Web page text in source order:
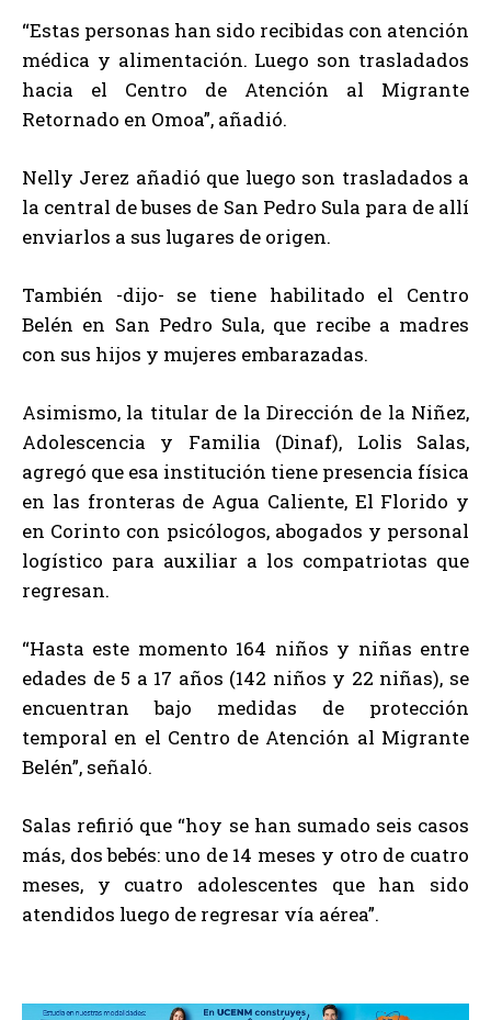
“Estas personas han sido recibidas con atención
médica y alimentación. Luego son trasladados
hacia el Centro de Atención al Migrante
Retornado en Omoa”, añadió.
Nelly Jerez añadió que luego son trasladados a
la central de buses de San Pedro Sula para de allí
enviarlos a sus lugares de origen.
También -dijo- se tiene habilitado el Centro
Belén en San Pedro Sula, que recibe a madres
con sus hijos y mujeres embarazadas.
Asimismo, la titular de la Dirección de la Niñez,
Adolescencia y Familia (Dinaf), Lolis Salas,
agregó que esa institución tiene presencia física
en las fronteras de Agua Caliente, El Florido y
en Corinto con psicólogos, abogados y personal
logístico para auxiliar a los compatriotas que
regresan.
“Hasta este momento 164 niños y niñas entre
edades de 5 a 17 años (142 niños y 22 niñas), se
encuentran bajo medidas de protección
temporal en el Centro de Atención al Migrante
Belén”, señaló.
Salas refirió que “hoy se han sumado seis casos
más, dos bebés: uno de 14 meses y otro de cuatro
meses, y cuatro adolescentes que han sido
atendidos luego de regresar vía aérea”.